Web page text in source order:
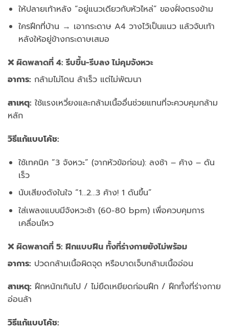
ให้ปลายเท้าหลัง “อยู่แนวเดียวกับหัวไหล่” ของฝั่งตรงข้าม
ใครฝึกที่บ้าน → เอากระดาษ A4 วางไว้เป็นแนว แล้วจับเท้า
หลังให้อยู่ข้างกระดาษเสมอ
❌ ผิดพลาดที่ 4: รีบขึ้น-รีบลง ไม่คุมจังหวะ
อาการ: กล้ามไม่โดน ล้าเร็ว แต่ไม่พัฒนา
สาเหตุ: ใช้แรงเหวี่ยงและกล้ามเนื้ออื่นช่วยแทนที่จะควบคุมกล้าม
หลัก
วิธีแก้แบบโค้ช:
ใช้เทคนิค “3 จังหวะ” (จากหัวข้อก่อน): ลงช้า – ค้าง – ดัน
เร็ว
นับเสียงดังในใจ “1…2…3 ค้าง! 1 ดันขึ้น”
ใส่เพลงแบบมีจังหวะช้า (60-80 bpm) เพื่อควบคุมการ
เคลื่อนไหว
❌ ผิดพลาดที่ 5: ฝึกแบบฝืน ทั้งที่ร่างกายยังไม่พร้อม
อาการ: ปวดกล้ามเนื้อผิดจุด หรือบาดเจ็บกล้ามเนื้ออ่อน
สาเหตุ: ฝึกหนักเกินไป / ไม่ยืดเหยียดก่อนฝึก / ฝึกทั้งที่ร่างกาย
อ่อนล้า
วิธีแก้แบบโค้ช: